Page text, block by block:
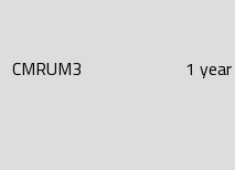
CMRUM3 1 year